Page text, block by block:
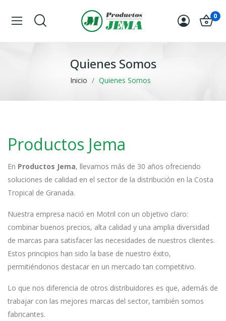
0
Quienes Somos
Inicio Quienes Somos
Productos Jema
En Productos Jema, llevamos más de 30 años ofreciendo
soluciones de calidad en el sector de la distribución en la Costa
Tropical de Granada.
Nuestra empresa nació en Motril con un objetivo claro:
combinar buenos precios, alta calidad y una amplia diversidad
de marcas para satisfacer las necesidades de nuestros clientes.
Estos principios han sido la base de nuestro éxito,
permitiéndonos destacar en un mercado tan competitivo.
Lo que nos diferencia de otros distribuidores es que, además de
trabajar con las mejores marcas del sector, también somos
fabricantes.